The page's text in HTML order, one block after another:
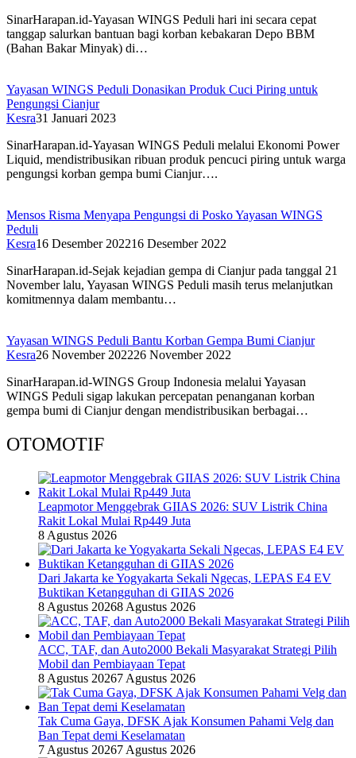
SinarHarapan.id-Yayasan WINGS Peduli hari ini secara cepat
tanggap salurkan bantuan bagi korban kebakaran Depo BBM
(Bahan Bakar Minyak) di…
Yayasan WINGS Peduli Donasikan Produk Cuci Piring untuk
Pengungsi Cianjur
Kesra31 Januari 2023
SinarHarapan.id-Yayasan WINGS Peduli melalui Ekonomi Power
Liquid, mendistribusikan ribuan produk pencuci piring untuk warga
pengungsi korban gempa bumi Cianjur….
Mensos Risma Menyapa Pengungsi di Posko Yayasan WINGS
Peduli
Kesra16 Desember 202216 Desember 2022
SinarHarapan.id-Sejak kejadian gempa di Cianjur pada tanggal 21
November lalu, Yayasan WINGS Peduli masih terus melanjutkan
komitmennya dalam membantu…
Yayasan WINGS Peduli Bantu Korban Gempa Bumi Cianjur
Kesra26 November 202226 November 2022
SinarHarapan.id-WINGS Group Indonesia melalui Yayasan
WINGS Peduli sigap lakukan percepatan penanganan korban
gempa bumi di Cianjur dengan mendistribusikan berbagai…
OTOMOTIF
Leapmotor Menggebrak GIIAS 2026: SUV Listrik China
Rakit Lokal Mulai Rp449 Juta
8 Agustus 2026
Dari Jakarta ke Yogyakarta Sekali Ngecas, LEPAS E4 EV
Buktikan Ketangguhan di GIIAS 2026
8 Agustus 20268 Agustus 2026
ACC, TAF, dan Auto2000 Bekali Masyarakat Strategi Pilih
Mobil dan Pembiayaan Tepat
8 Agustus 20267 Agustus 2026
Tak Cuma Gaya, DFSK Ajak Konsumen Pahami Velg dan
Ban Tepat demi Keselamatan
7 Agustus 20267 Agustus 2026